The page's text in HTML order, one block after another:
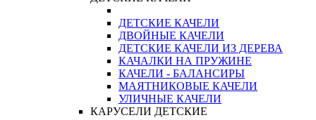
ДЕТСКИЕ КАЧЕЛИ
ДВОЙНЫЕ КАЧЕЛИ
ДЕТСКИЕ КАЧЕЛИ ИЗ ДЕРЕВА
КАЧАЛКИ НА ПРУЖИНЕ
КАЧЕЛИ - БАЛАНСИРЫ
МАЯТНИКОВЫЕ КАЧЕЛИ
УЛИЧНЫЕ КАЧЕЛИ
КАРУСЕЛИ ДЕТСКИЕ